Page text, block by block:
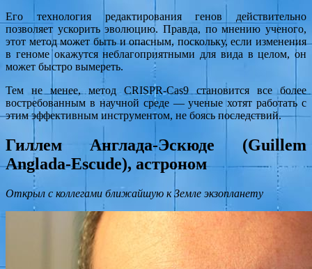
Его технология редактирования генов действительно
позволяет ускорить эволюцию. Правда, по мнению ученого,
этот метод может быть и опасным, поскольку, если изменения
в геноме окажутся неблагоприятными для вида в целом, он
может быстро вымереть.
Тем не менее, метод CRISPR-Cas9 становится все более
востребованным в научной среде — ученые хотят работать с
этим эффективным инструментом, не боясь последствий.
Гиллем Англада-Эскюде (Guillem
Anglada-Escude), астроном
Открыл с коллегами ближайшую к Земле экзопланету